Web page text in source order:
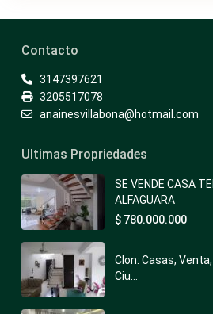
Contacto
3147397621
3205517078
anainesvillabona@hotmail.com
Ultimas Propriedades
SE VENDE CASA
ALFAGUARA
$ 780.000.000
Clon: Casas,
Ciu...